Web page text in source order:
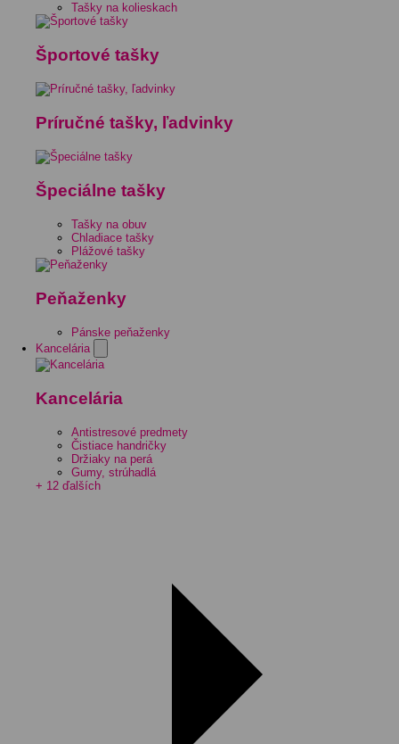
Tašky na kolieskach
Športové tašky
Príručné tašky, ľadvinky
Špeciálne tašky
Tašky na obuv
Chladiace tašky
Plážové tašky
Peňaženky
Pánske peňaženky
Kancelária
Kancelária
Antistresové predmety
Čistiace handričky
Držiaky na perá
Gumy, strúhadlá
+ 12 ďalších